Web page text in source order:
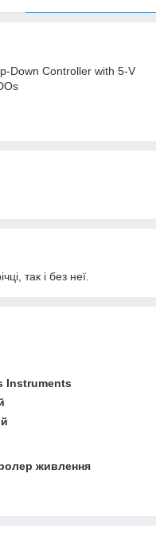
Down Controller with 5-V
так і без неї.
Instruments
живлення